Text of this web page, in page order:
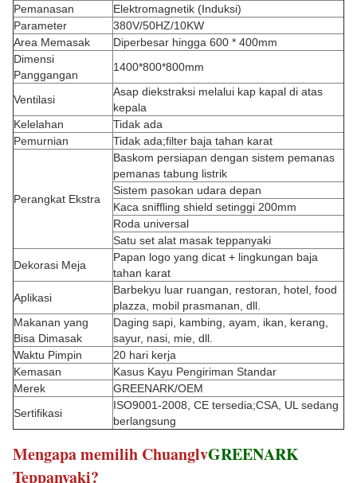
Pemanasan
Elektromagnetik (Induksi)
Parameter
380V/50HZ/10KW
Area Memasak
Diperbesar hingga 600 * 400mm
Dimensi
Panggangan
1400*800*800mm
Ventilasi
Asap diekstraksi melalui kap kapal di atas
kepala
Kelelahan
Tidak ada
Pemurnian
Tidak ada;filter baja tahan karat
Perangkat Ekstra
Baskom persiapan dengan sistem pemanas
pemanas tabung listrik
Sistem pasokan udara depan
Kaca sniffling shield setinggi 200mm
Roda universal
Satu set alat masak teppanyaki
Dekorasi Meja
Papan logo yang dicat + lingkungan baja
tahan karat
Aplikasi
Barbekyu luar ruangan, restoran, hotel, food
plazza, mobil prasmanan, dll.
Makanan yang
Bisa Dimasak
Daging sapi, kambing, ayam, ikan, kerang,
sayur, nasi, mie, dll.
Waktu Pimpin
20 hari kerja
Kemasan
Kasus Kayu Pengiriman Standar
Merek
GREENARK/OEM
Sertifikasi
ISO9001-2008, CE tersedia;CSA, UL sedang
berlangsung
Mengapa memilih ChuanglvGREENARK
Teppanyaki?